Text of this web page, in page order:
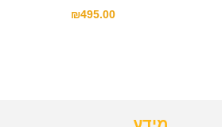
₪495.00